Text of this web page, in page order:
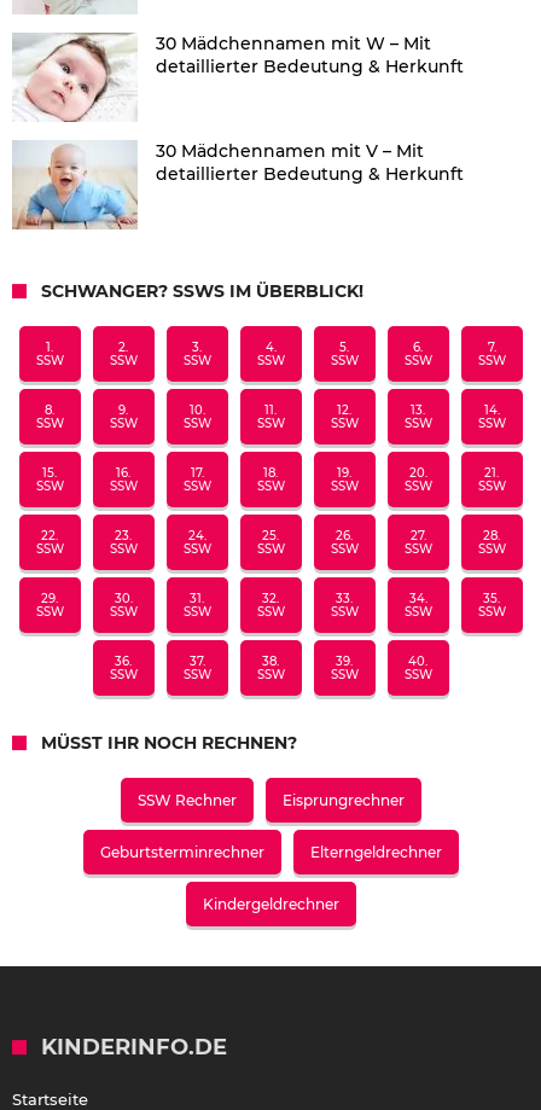
30 Mädchennamen mit W – Mit
detaillierter Bedeutung & Herkunft
30 Mädchennamen mit V – Mit
detaillierter Bedeutung & Herkunft
SCHWANGER? SSWS IM ÜBERBLICK!
1.
SSW
2.
SSW
3.
SSW
4.
SSW
5.
SSW
6.
SSW
7.
SSW
8.
SSW
9.
SSW
10.
SSW
11.
SSW
12.
SSW
13.
SSW
14.
SSW
15.
SSW
16.
SSW
17.
SSW
18.
SSW
19.
SSW
20.
SSW
21.
SSW
22.
SSW
23.
SSW
24.
SSW
25.
SSW
26.
SSW
27.
SSW
28.
SSW
29.
SSW
30.
SSW
31.
SSW
32.
SSW
33.
SSW
34.
SSW
35.
SSW
36.
SSW
37.
SSW
38.
SSW
39.
SSW
40.
SSW
MÜSST IHR NOCH RECHNEN?
SSW Rechner Eisprungrechner
Geburtsterminrechner Elterngeldrechner
Kindergeldrechner
KINDERINFO.DE
Startseite